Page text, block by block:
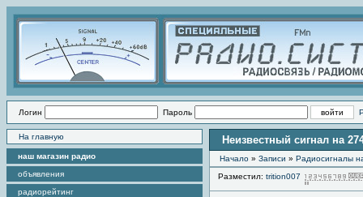
Логин Пароль
На главную
наш магазин радио
объявления
радиорейтинг
Неизвестный сигнал на
Начало » Записи » Радиоcигналы
Разместил: trition007